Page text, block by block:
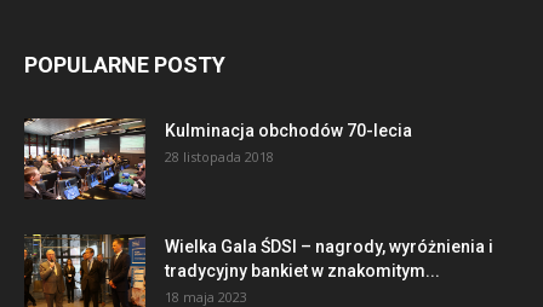
POPULARNE POSTY
Kulminacja obchodów 70-lecia
28 listopada 2018
Wielka Gala ŚDSI – nagrody, wyróżnienia i
tradycyjny bankiet w znakomitym...
18 maja 2023